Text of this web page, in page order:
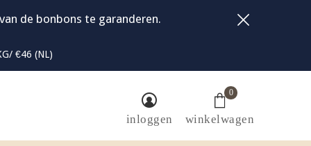
inloggen winkelwagen
0
€46 (NL)
de bonbons te garanderen.